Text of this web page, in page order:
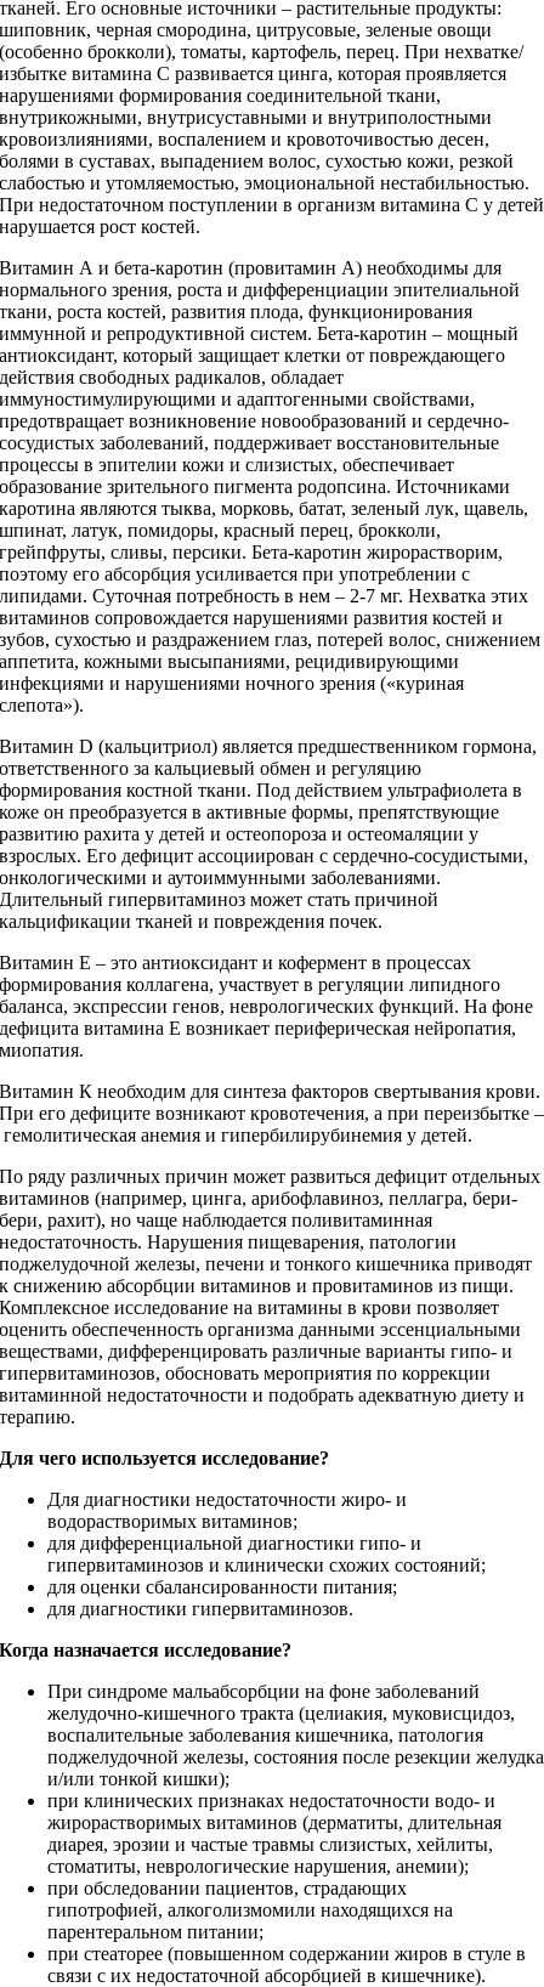
тканей. Его основные источники – растительные продукты:
шиповник, черная смородина, цитрусовые, зеленые овощи
(особенно брокколи), томаты, картофель, перец. При нехватке/
избытке витамина С развивается цинга, которая проявляется
нарушениями формирования соединительной ткани,
внутрикожными, внутрисуставными и внутриполостными
кровоизлияниями, воспалением и кровоточивостью десен,
болями в суставах, выпадением волос, сухостью кожи, резкой
слабостью и утомляемостью, эмоциональной нестабильностью.
При недостаточном поступлении в организм витамина С у детей
нарушается рост костей.
Витамин А и бета-каротин (провитамин А) необходимы для
нормального зрения, роста и дифференциации эпителиальной
ткани, роста костей, развития плода, функционирования
иммунной и репродуктивной систем. Бета-каротин – мощный
антиоксидант, который защищает клетки от повреждающего
действия свободных радикалов, обладает
иммуностимулирующими и адаптогенными свойствами,
предотвращает возникновение новообразований и сердечно-
сосудистых заболеваний, поддерживает восстановительные
процессы в эпителии кожи и слизистых, обеспечивает
образование зрительного пигмента родопсина. Источниками
каротина являются тыква, морковь, батат, зеленый лук, щавель,
шпинат, латук, помидоры, красный перец, брокколи,
грейпфруты, сливы, персики. Бета-каротин жирорастворим,
поэтому его абсорбция усиливается при употреблении с
липидами. Суточная потребность в нем – 2-7 мг. Нехватка этих
витаминов сопровождается нарушениями развития костей и
зубов, сухостью и раздражением глаз, потерей волос, снижением
аппетита, кожными высыпаниями, рецидивирующими
инфекциями и нарушениями ночного зрения («куриная
слепота»).
Витамин D (кальцитриол) является предшественником гормона,
ответственного за кальциевый обмен и регуляцию
формирования костной ткани. Под действием ультрафиолета в
коже он преобразуется в активные формы, препятствующие
развитию рахита у детей и остеопороза и остеомаляции у
взрослых. Его дефицит ассоциирован с сердечно-сосудистыми,
онкологическими и аутоиммунными заболеваниями.
Длительный гипервитаминоз может стать причиной
кальцификации тканей и повреждения почек.
Витамин Е – это антиоксидант и кофермент в процессах
формирования коллагена, участвует в регуляции липидного
баланса, экспрессии генов, неврологических функций. На фоне
дефицита витамина Е возникает периферическая нейропатия,
миопатия.
Витамин К необходим для синтеза факторов свертывания крови.
При его дефиците возникают кровотечения, а при переизбытке –
гемолитическая анемия и гипербилирубинемия у детей.
По ряду различных причин может развиться дефицит отдельных
витаминов (например, цинга, арибофлавиноз, пеллагра, бери-
бери, рахит), но чаще наблюдается поливитаминная
недостаточность. Нарушения пищеварения, патологии
поджелудочной железы, печени и тонкого кишечника приводят
к снижению абсорбции витаминов и провитаминов из пищи.
Комплексное исследование на витамины в крови позволяет
оценить обеспеченность организма данными эссенциальными
веществами, дифференцировать различные варианты гипо- и
гипервитаминозов, обосновать мероприятия по коррекции
витаминной недостаточности и подобрать адекватную диету и
терапию.
Для чего используется исследование?
Для диагностики недостаточности жиро- и
водорастворимых витаминов;
для дифференциальной диагностики гипо- и
гипервитаминозов и клинически схожих состояний;
для оценки сбалансированности питания;
для диагностики гипервитаминозов.
Когда назначается исследование?
При синдроме мальабсорбции на фоне заболеваний
желудочно-кишечного тракта (целиакия, муковисцидоз,
воспалительные заболевания кишечника, патология
поджелудочной железы, состояния после резекции желудка
и/или тонкой кишки);
при клинических признаках недостаточности водо- и
жирорастворимых витаминов (дерматиты, длительная
диарея, эрозии и частые травмы слизистых, хейлиты,
стоматиты, неврологические нарушения, анемии);
при обследовании пациентов, страдающих
гипотрофией, алкоголизмомили находящихся на
парентеральном питании;
при стеаторее (повышенном содержании жиров в стуле в
связи с их недостаточной абсорбцией в кишечнике).